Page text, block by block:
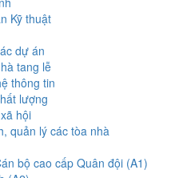
Kỹ thuật
dự án
tang lễ
thông tin
lượng
hội
quản lý các tòa nhà
bộ cao cấp Quân đội (A1)